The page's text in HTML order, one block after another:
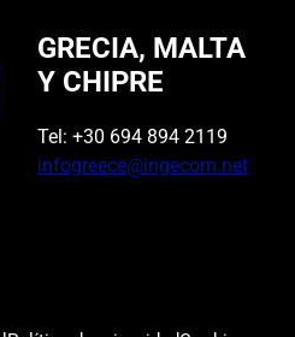
GRECIA, MALTA
Y CHIPRE
Tel: +30 694 894 2119
infogreece@ingecom.net